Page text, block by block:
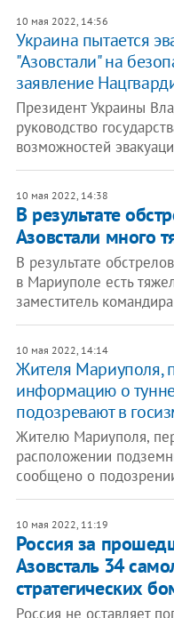
10 мая 2022, 14:56
Украина пытается
"Азовстали" на
заявление
Президент Украины
руководство
возможностей
10 мая 2022, 14:38
В результате
Азовстали много
В результате
в Мариуполе есть
заместитель
10 мая 2022, 14:14
Жителя Мариуполя,
информацию о
подозревают в
Жителю Мариуполя,
расположении
сообщено о
10 мая 2022, 11:19
Россия за
Азовсталь 34
стратегических
Россия не оставляет